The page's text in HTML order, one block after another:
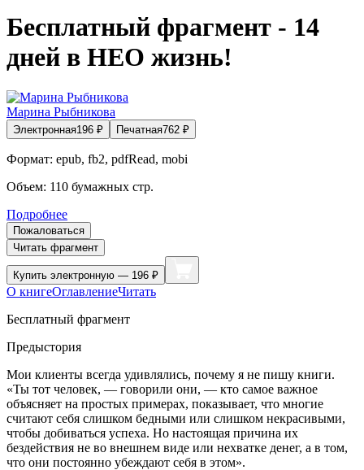
Бесплатный фрагмент - 14
дней в НЕО жизнь!
Марина Рыбникова
Электронная196 ₽ Печатная762 ₽
Формат: epub, fb2, pdfRead, mobi
Объем: 110 бумажных стр.
Подробнее
Пожаловаться
Читать фрагмент
Купить электронную — 196 ₽
О книгеОглавлениеЧитать
Бесплатный фрагмент
Предыстория
Мои клиенты всегда удивлялись, почему я не пишу книги.
«Ты тот человек, — говорили они, — кто самое важное
объясняет на простых примерах, показывает, что многие
считают себя слишком бедными или слишком некрасивыми,
чтобы добиваться успеха. Но настоящая причина их
бездействия не во внешнем виде или нехватке денег, а в том,
что они постоянно убеждают себя в этом».